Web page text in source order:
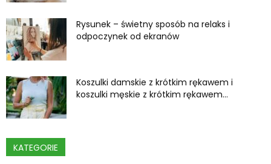
Rysunek – świetny sposób na relaks i
odpoczynek od ekranów
Koszulki damskie z krótkim rękawem i
koszulki męskie z krótkim rękawem...
KATEGORIE